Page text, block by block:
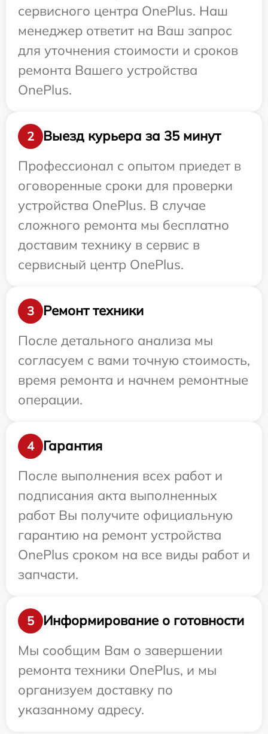
сервисного центра OnePlus. Наш
менеджер ответит на Ваш запрос
для уточнения стоимости и сроков
ремонта Вашего устройства
OnePlus.
2
Выезд курьера за 35 минут
Профессионал с опытом приедет в
оговоренные сроки для проверки
устройства OnePlus. В случае
сложного ремонта мы бесплатно
доставим технику в сервис в
сервисный центр OnePlus.
3
Ремонт техники
После детального анализа мы
согласуем с вами точную стоимость,
время ремонта и начнем ремонтные
операции.
4
Гарантия
После выполнения всех работ и
подписания акта выполненных
работ Вы получите официальную
гарантию на ремонт устройства
OnePlus сроком на все виды работ и
запчасти.
5
Информирование о готовности
Мы сообщим Вам о завершении
ремонта техники OnePlus, и мы
организуем доставку по
указанному адресу.